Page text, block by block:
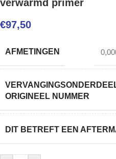
verwarmd primer
€97,50
AFMETINGEN
ORIGINEEL NUMMER
DIT BETREFT EEN